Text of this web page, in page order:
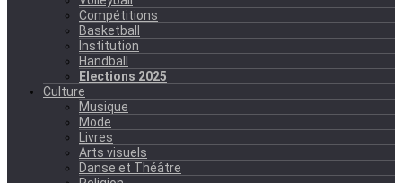
Compétitions
Basketball
Institution
Handball
Elections 2025
Culture
Musique
Mode
Livres
Arts visuels
Danse et Théâtre